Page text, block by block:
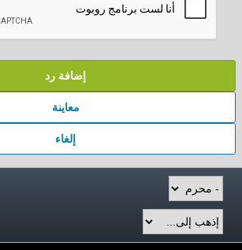
إضافة رد
معاينة
إلغاء